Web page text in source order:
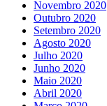
Novembro 2020
Outubro 2020
Setembro 2020
Agosto 2020
Julho 2020
Junho 2020
Maio 2020
Abril 2020